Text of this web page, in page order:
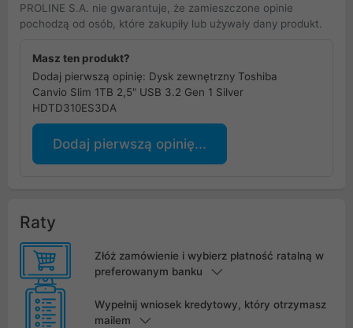
PROLINE S.A. nie gwarantuje, że zamieszczone opinie
pochodzą od osób, które zakupiły lub używały dany produkt.
Masz ten produkt?
Dodaj pierwszą opinię: Dysk zewnętrzny Toshiba
Canvio Slim 1TB 2,5" USB 3.2 Gen 1 Silver
HDTD310ES3DA
Dodaj pierwszą opinię...
Raty
Złóż zamówienie i wybierz płatność ratalną w
preferowanym banku
Wypełnij wniosek kredytowy, który otrzymasz
mailem